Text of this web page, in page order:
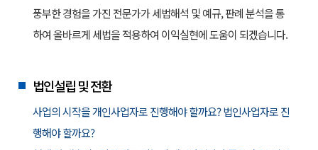
풍부한 경험을 가진 전문가가 세법해석 및 예규, 판례 분석을 통
하여 올바르게 세법을 적용하여 이익실현에 도움이 되겠습니다.
법인설립 및 전환
사업의 시작을 개인사업자로 진행해야 할까요? 법인사업자로 진
행해야 할까요?